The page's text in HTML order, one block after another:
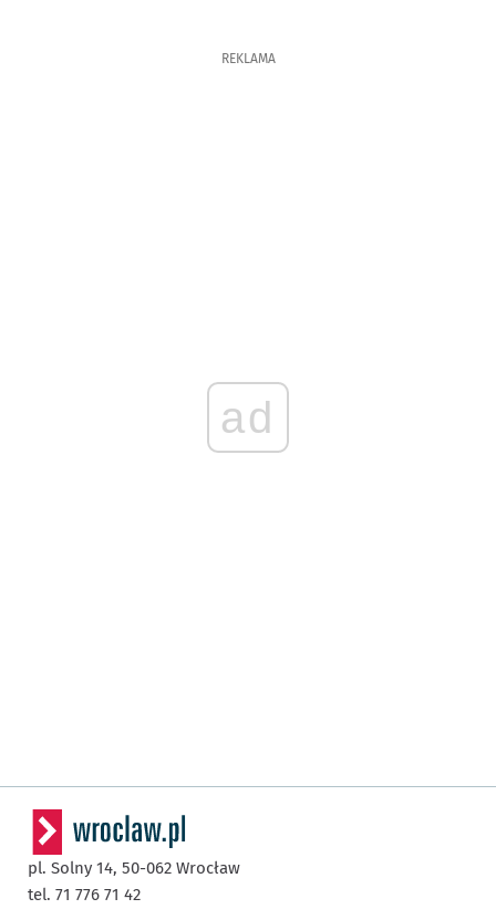
REKLAMA
ad
pl. Solny 14, 50-062 Wrocław
tel. 71 776 71 42